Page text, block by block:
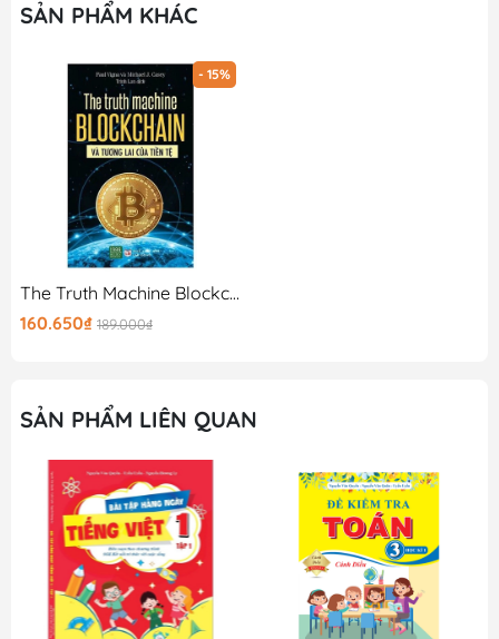
SẢN PHẨM KHÁC
- 15%
The Truth Machine Blockchain Và Tương Lai Của Tiền Tệ
160.650₫ 189.000₫
SẢN PHẨM LIÊN QUAN